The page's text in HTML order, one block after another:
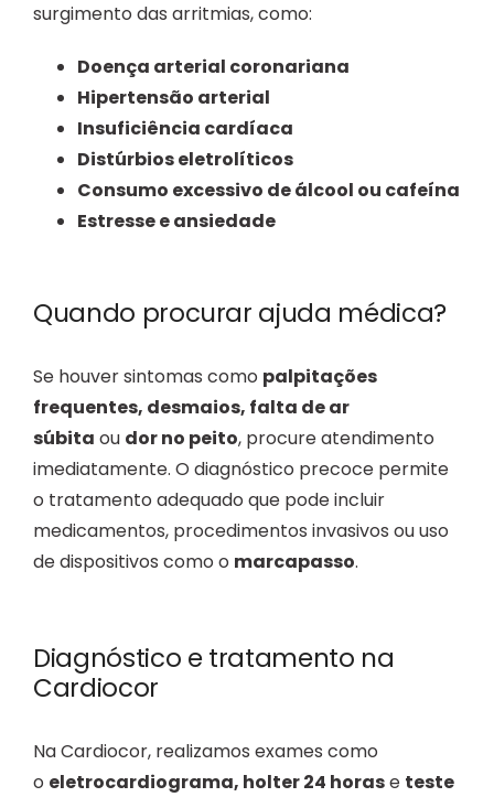
surgimento das arritmias, como:
Doença arterial coronariana
Hipertensão arterial
Insuficiência cardíaca
Distúrbios eletrolíticos
Consumo excessivo de álcool ou cafeína
Estresse e ansiedade
Quando procurar ajuda médica?
Se houver sintomas como palpitações
frequentes, desmaios, falta de ar
súbita ou dor no peito, procure atendimento
imediatamente. O diagnóstico precoce permite
o tratamento adequado que pode incluir
medicamentos, procedimentos invasivos ou uso
de dispositivos como o marcapasso.
Diagnóstico e tratamento na
Cardiocor
Na Cardiocor, realizamos exames como
o eletrocardiograma, holter 24 horase teste